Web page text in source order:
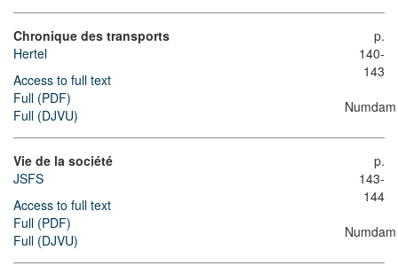
Chronique des transports
Hertel
Access to full text
Full (PDF)
Full (DJVU)
p.
140-
143
Numdam
Vie de la société
JSFS
Access to full text
Full (PDF)
Full (DJVU)
p.
143-
144
Numdam